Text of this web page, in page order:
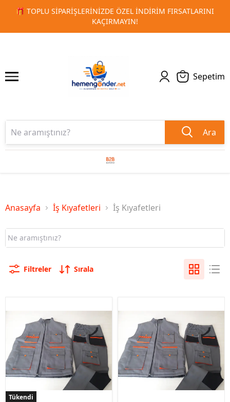
🚀 KURUMSAL PROMOSYON VE MATBAA ÜRÜNLERINDE
TESLIMAT!
1 2
Sepetim
Ara
Anasayfa İş Kıyafetleri İş Kıyafetleri
Filtreler Sırala
Tükendi